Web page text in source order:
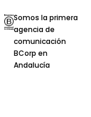
Somos la primera
agencia de
comunicación
BCorp en
Andalucía